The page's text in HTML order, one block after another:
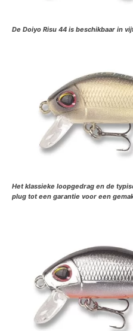
De Doiyo Risu 44 is beschikbaar in
Het klassieke loopgedrag en de
plug tot een garantie voor een